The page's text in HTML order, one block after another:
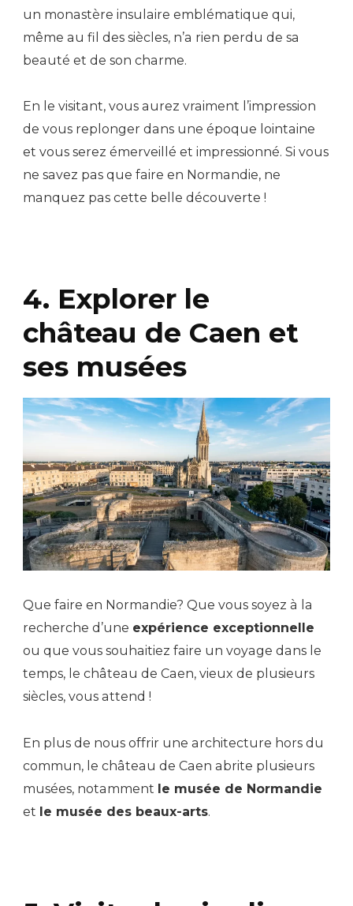
un monastère insulaire emblématique qui,
même au fil des siècles, n’a rien perdu de sa
beauté et de son charme.
En le visitant, vous aurez vraiment l’impression
de vous replonger dans une époque lointaine
et vous serez émerveillé et impressionné. Si vous
ne savez pas que faire en Normandie, ne
manquez pas cette belle découverte !
4. Explorer le
château de Caen et
ses musées
Que faire en Normandie? Que vous soyez à la
recherche d’une expérience exceptionnelle
ou que vous souhaitiez faire un voyage dans le
temps, le château de Caen, vieux de plusieurs
siècles, vous attend !
En plus de nous offrir une architecture hors du
commun, le château de Caen abrite plusieurs
musées, notamment le musée de Normandie
et le musée des beaux-arts.